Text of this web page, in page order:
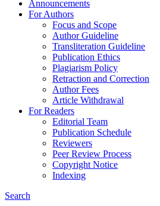
Announcements
For Authors
Focus and Scope
Author Guideline
Transliteration Guideline
Publication Ethics
Plagiarism Policy
Retraction and Correction
Author Fees
Article Withdrawal
For Readers
Editorial Team
Publication Schedule
Reviewers
Peer Review Process
Copyright Notice
Indexing
Search